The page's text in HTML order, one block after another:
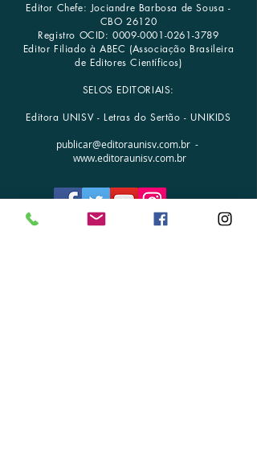
Editor Chefe: Jociandre Barbosa de Sousa -
CBO 26120
Registro OCID:0009-0001-0261-3789
Editor Filiado à ABEC (Associação Brasileira
de Editores Científicos)
SELOS EDITORIAIS:
Editora UNISV - Letras do Sertão - UNIKIDS
publicar@editoraunisv.com.br -
www.editoraunisv.com.br